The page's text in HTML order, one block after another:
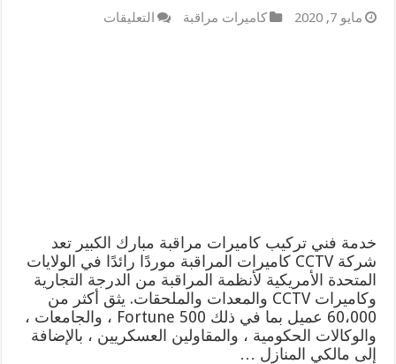
مايو 7, 2020 كاميرات مراقبة التعليقات
خدمة فني تركيب كاميرات مراقبة مبارك الكبير تعد
شركة CCTV كاميرات المراقبة موردًا رائدًا في الولايات
المتحدة الأمريكية لأنظمة المراقبة من الدرجة التجارية
وكاميرات CCTV والمعدات والملحقات. يثق أكثر من
60،000 عميل بما في ذلك Fortune 500 ، والجامعات ،
والوكالات الحكومية ، والمقاولين العسكريين ، بالإضافة
إلى مالكي المنازل …